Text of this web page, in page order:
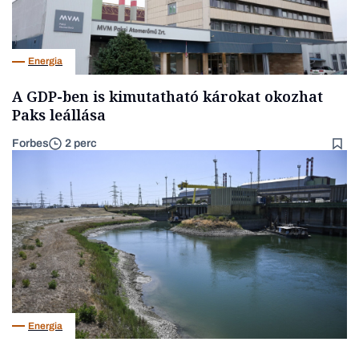
Energia
A GDP-ben is kimutatható károkat okozhat
Paks leállása
Forbes 2 perc
Energia